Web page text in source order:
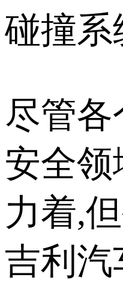
碰撞系
尽管各
安全领
力着,
吉利汽